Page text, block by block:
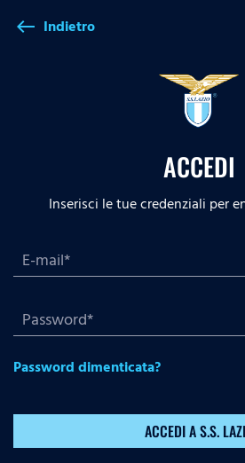
west Indietro
ACCEDI
Inserisci le tue credenziali per
Password dimenticata?
ACCEDI A S.S.